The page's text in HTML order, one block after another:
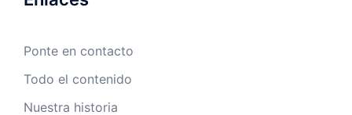
Ponte en contacto
Todo el contenido
Nuestra historia